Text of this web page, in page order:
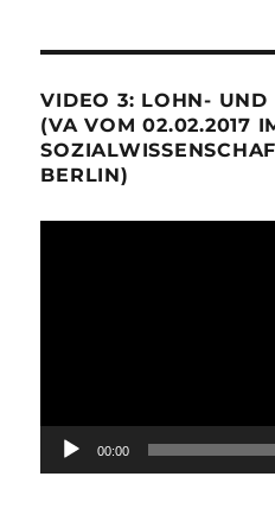
VIDEO 3: LOHN- UND
(VA VOM 02.02.2017
BERLIN)
00:00